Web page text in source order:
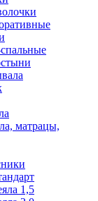
матрацы,
1,5